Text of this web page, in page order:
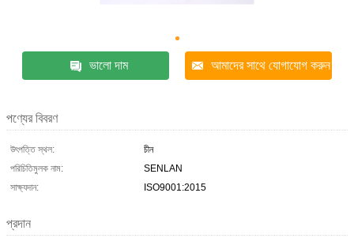
ভালো দাম আমাদের সাথে যোগাযোগ করুন
পণ্যের বিবরণ
উৎপত্তি স্থল:
চীন
পরিচিতিমুলক নাম:
SENLAN
সাক্ষ্যদান:
ISO9001:2015
প্রদান